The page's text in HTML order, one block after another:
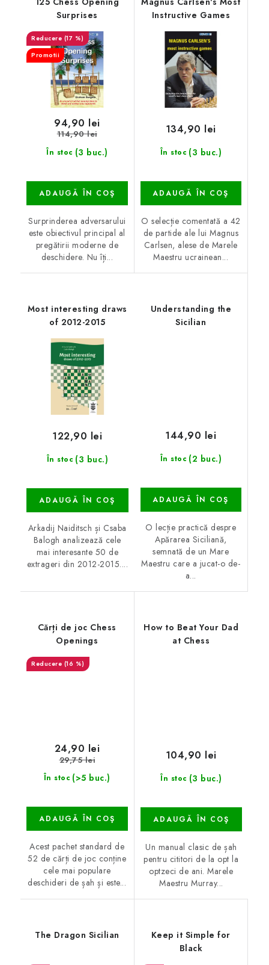
Surprises
(17 %)
Promotii
În stoc (3 buc.)
94,90 lei
114,90 lei
ADAUGĂ ÎN COŞ
Surprinderea adversarului
este obiectivul principal al
pregătirii moderne de
deschidere. Nu îți...
Instructive Games
În stoc (3 buc.)
134,90 lei
ADAUGĂ ÎN COŞ
O selecție comentată a 42
de partide ale lui Magnus
Carlsen, alese de Marele
Maestru ucrainean...
Most interesting draws
of 2012-2015
În stoc (3 buc.)
122,90 lei
ADAUGĂ ÎN COŞ
Arkadij Naiditsch și Csaba
Balogh analizează cele
mai interesante 50 de
extrageri din 2012-2015....
Understanding the
Sicilian
În stoc (2 buc.)
144,90 lei
ADAUGĂ ÎN COŞ
O lecție practică despre
Apărarea Siciliană,
semnată de un Mare
Maestru care a jucat-o de-
a...
Cărți de joc Chess
Openings
(16 %)
În stoc (>5 buc.)
24,90 lei
29,75 lei
ADAUGĂ ÎN COŞ
Acest pachet standard de
52 de cărți de joc conține
cele mai populare
deschideri de șah și este...
How to Beat Your Dad
at Chess
În stoc (3 buc.)
104,90 lei
ADAUGĂ ÎN COŞ
Un manual clasic de șah
pentru cititori de la opt la
optzeci de ani. Marele
Maestru Murray...
The Dragon Sicilian
Keep it Simple for
Black